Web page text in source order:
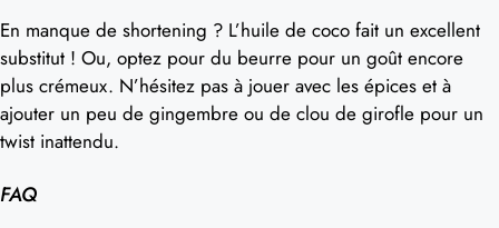
En manque de shortening ? L’huile de coco fait un excellent
substitut ! Ou, optez pour du beurre pour un goût encore
plus crémeux. N’hésitez pas à jouer avec les épices et à
ajouter un peu de gingembre ou de clou de girofle pour un
twist inattendu.
FAQ